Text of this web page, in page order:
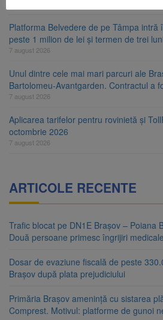
Platforma Belvedere de pe Tâmpa intră
peste 1 milion de lei și termen de trei
7 august 2026
Unul dintre cele mai mari parcuri ale
Bartolomeu-Avantgarden. Contractul a
7 august 2026
Aplicarea tarifelor pentru rovinietă și
octombrie 2026
7 august 2026
ARTICOLE RECENTE
Trafic blocat pe DN1E Brașov – Poiana
Două persoane primesc îngrijiri medicale
Dosar de evaziune fiscală de peste
Brașov după plata prejudiciului
Primăria Brașov amenință cu sistarea
Comprest. Motivul: platforme de gunoi